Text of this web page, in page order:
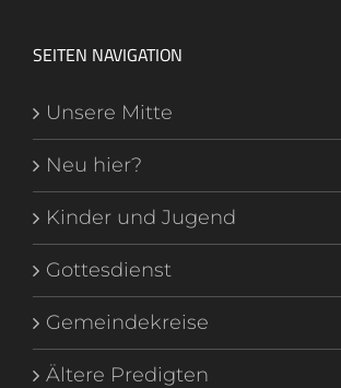
SEITEN NAVIGATION
Unsere Mitte
Neu hier?
Kinder und Jugend
Gottesdienst
Gemeindekreise
Ältere Predigten